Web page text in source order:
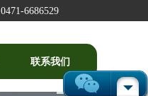
0471-6686529
联系我们